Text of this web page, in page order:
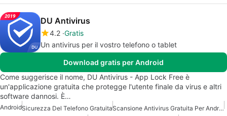
DU Antivirus
4.2 Gratis
Un antivirus per il vostro telefono o tablet
Download gratis per Android
Come suggerisce il nome, DU Antivirus - App Lock Free è
un'applicazione gratuita che protegge l'utente finale da virus e altri
software dannosi. È…
AndroidSicurezza Del Telefono Gratuita
Scansione Antivirus Gratuita Per Android